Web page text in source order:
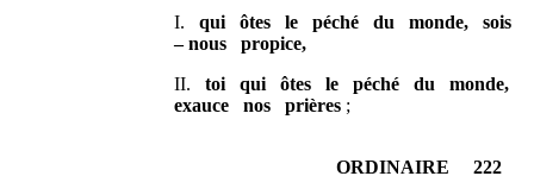
I.qui ôtes le péché du monde, sois
– nous propice,
II.toi qui ôtes le péché du monde,
exauce nos prières ;
ORDINAIRE 222